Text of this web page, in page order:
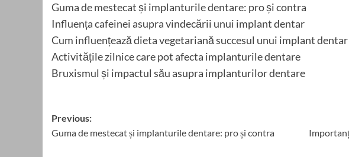
Guma de mestecat și implanturile dentare: pro și contra
Influența cafeinei asupra vindecării unui implant dentar
Cum influențează dieta vegetariană succesul unui implant dentar
Activitățile zilnice care pot afecta implanturile dentare
Bruxismul și impactul său asupra implanturilor dentare
Post
navigation
Previous:
Guma de mestecat și implanturile dentare: pro și contra